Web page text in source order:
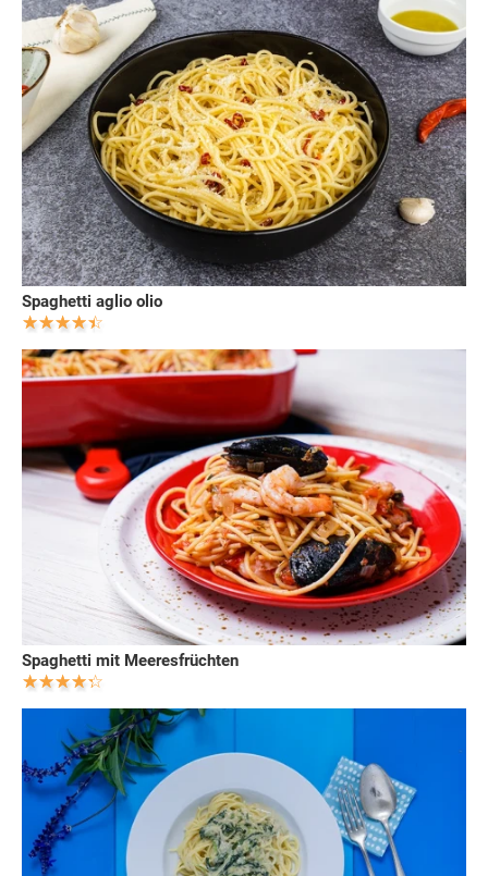
Spaghetti aglio olio
Spaghetti mit Meeresfrüchten